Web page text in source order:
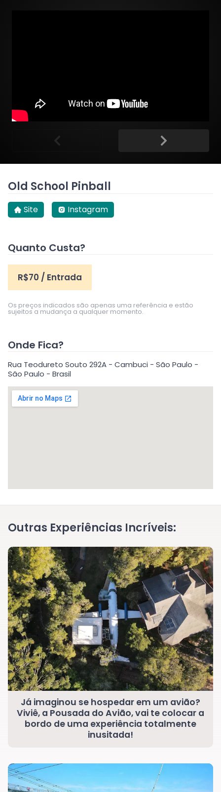
Old School Pinball
Site Instagram
Quanto Custa?
R$70 / Entrada
Os preços indicados são apenas uma referência e estão
sujeitos a mudança a qualquer momento.
Onde Fica?
Rua Teodureto Souto 292A - Cambuci - São Paulo -
São Paulo - Brasil
Outras Experiências Incríveis:
Já imaginou se hospedar em um avião?
Viviê, a Pousada do Avião, vai te colocar a
bordo de uma experiência totalmente
inusitada!